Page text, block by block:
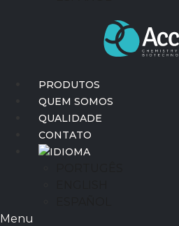
PRODUTOS
QUEM SOMOS
QUALIDADE
CONTATO
IDIOMA
Menu